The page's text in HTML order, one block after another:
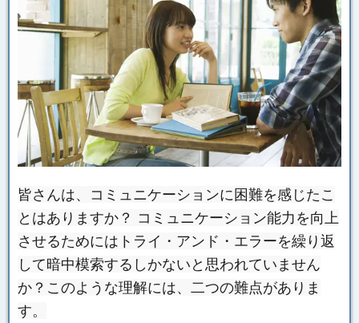
皆さんは、コミュニケーションに困難を感じたこ
とはありますか？ コミュニケーション能力を向上
させるためにはトライ・アンド・エラーを繰り返
して暗中模索するしかないと思われていません
か？このような理解には、二つの難点がありま
す。